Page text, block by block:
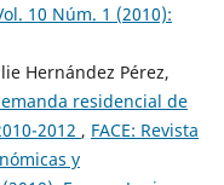
10 Núm. 1 (2010):
Hernández Pérez,
residencial de
2012 , FACE: Revista
y